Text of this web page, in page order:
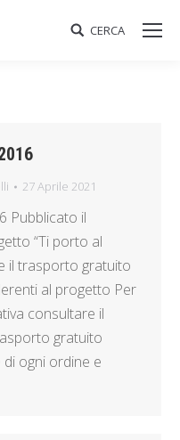
Search:
CERCA
27 Aprile 2021
Pubblicato il
“Ti porto al
il trasporto gratuito
al progetto Per
consultare il
gratuito
ogni ordine e